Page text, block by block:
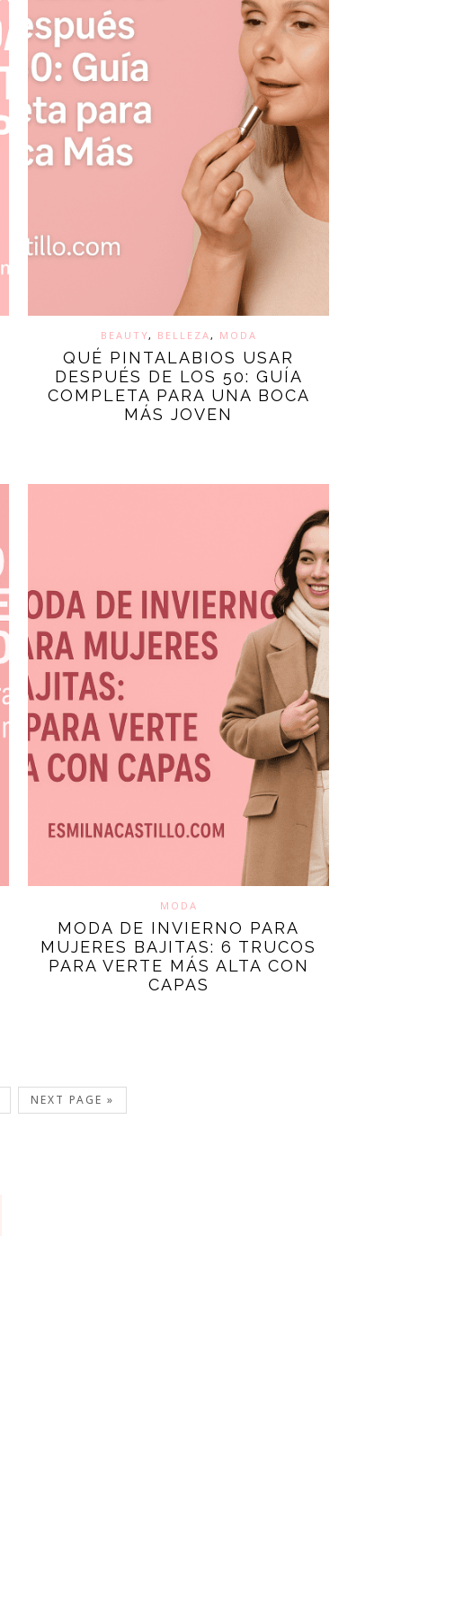
BEAUTY, BELLEZA , MODA
QUÉ PINTALABIOS USAR
DESPUÉS DE LOS 50: GUÍA
COMPLETA PARA UNA BOCA
MÁS JOVEN
MODA
MODA DE INVIERNO PARA
MUJERES BAJITAS: 6 TRUCOS
PARA VERTE MÁS ALTA CON
CAPAS
NEXT PAGE »